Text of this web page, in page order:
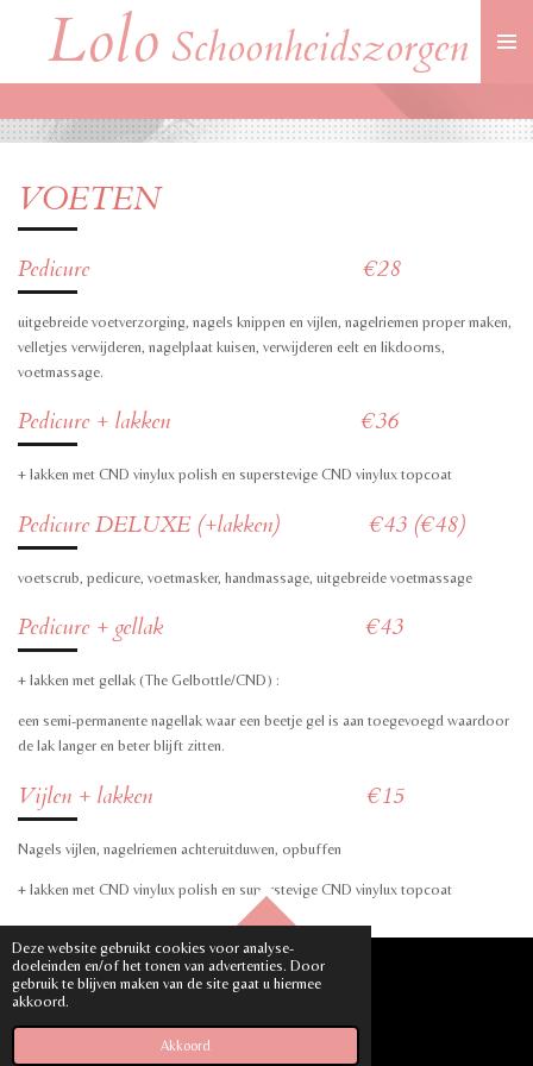
Deze website gebruikt cookies voor analyse-
doeleinden en/of het tonen van advertenties. Door
gebruik te blijven maken van de site gaat u hiermee
akkoord.
Akkoord
hoofdinhoud
Lolo Schoonheidszorgen
VOETEN
Pedicure €28
uitgebreide voetverzorging, nagels knippen en vijlen, nagelriemen proper maken,
velletjes verwijderen, nagelplaat kuisen, verwijderen eelt en likdoorns,
voetmassage.
Pedicure + lakken €36
+ lakken met CND vinylux polish en superstevige CND vinylux topcoat
Pedicure DELUXE (+lakken) €43 (€48)
voetscrub, pedicure, voetmasker, handmassage, uitgebreide voetmassage
Pedicure + gellak €43
+ lakken met gellak (The Gelbottle/CND) :
een semi-permanente nagellak waar een beetje gel is aan toegevoegd waardoor
de lak langer en beter blijft zitten.
Vijlen + lakken €15
Nagels vijlen, nagelriemen achteruitduwen, opbuffen
+ lakken met CND vinylux polish en superstevige CND vinylux topcoat
© 2023 - 2026 Lolo Schoonheidszorgen
Powered byJouwWeb